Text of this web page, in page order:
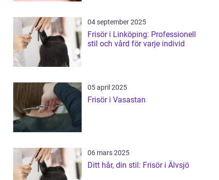
04 september 2025
Frisör i Linköping: Professionell
stil och vård för varje individ
05 april 2025
Frisör i Vasastan
06 mars 2025
Ditt hår, din stil: Frisör i Älvsjö